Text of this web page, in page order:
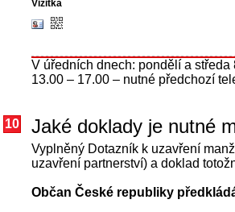
V úředních dnech: pondělí a středa
13.00 – 17.00 – nutné předchozí
10 Jaké doklady je nutné
Vyplněný Dotazník k uzavření
uzavření partnerství) a doklad
Občan České republiky